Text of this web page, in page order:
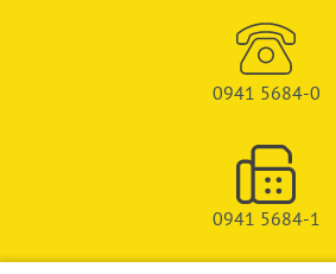
0941 5684-0
0941 5684-1